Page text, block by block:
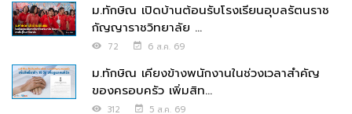
ม.ทักษิณ เปิดบ้านต้อนรับโรงเรียนอุบลรัตนราช
กัญญาราชวิทยาลัย ...
72 6 ส.ค. 69
ม.ทักษิณ เคียงข้างพนักงานในช่วงเวลาสำคัญ
ของครอบครัว เพิ่มสิท...
312 5 ส.ค. 69